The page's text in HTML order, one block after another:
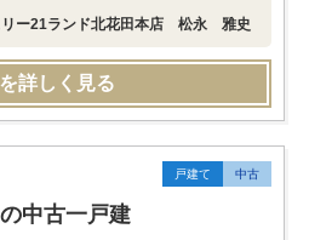
リー21ランド北花田本店 松永 雅史
詳しく見る
戸建て 中古
中古一戸建